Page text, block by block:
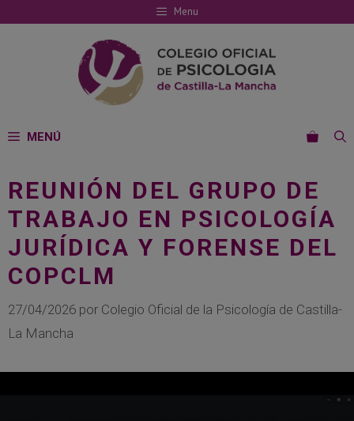
al
Menu
MENÚ
REUNIÓN DEL GRUPO DE
TRABAJO EN PSICOLOGÍA
JURÍDICA Y FORENSE DEL
COPCLM
27/04/2026 por Colegio Oficial de la Psicología de Castilla-
La Mancha